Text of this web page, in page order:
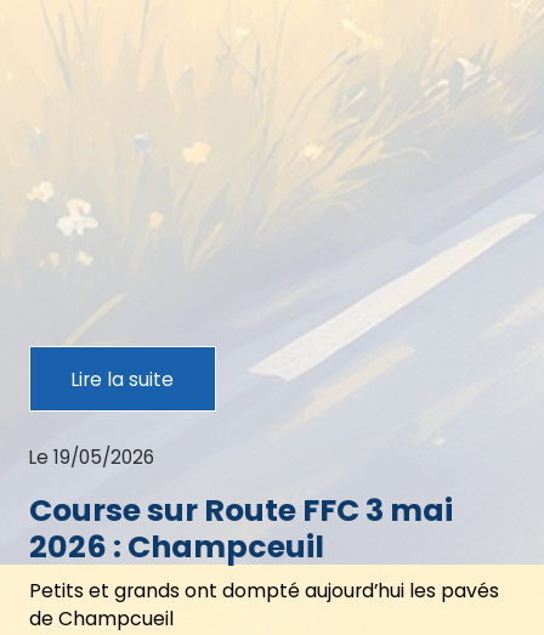
Lire la suite
Le 19/05/2026
Course sur Route FFC 3 mai
2026 : Champceuil
Petits et grands ont dompté aujourd’hui les pavés
de Champcueil